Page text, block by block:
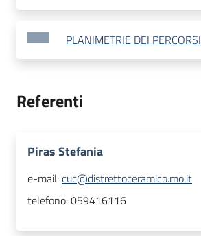
PLANIMETRIE DEI PERCORSI
Referenti
Piras Stefania
e-mail:cuc@distrettoceramico.mo.it
telefono:059416116